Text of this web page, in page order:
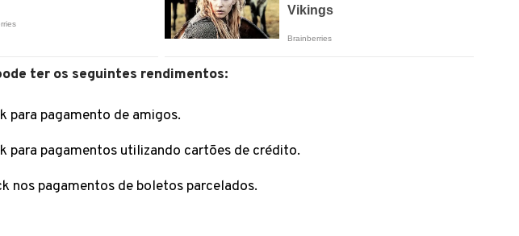
ter os seguintes rendimentos:
para pagamento de amigos.
para pagamentos utilizando cartões de crédito.
nos pagamentos de boletos parcelados.